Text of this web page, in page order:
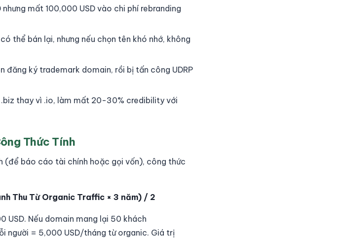
nhưng mất 100,000 USD vào chi phí rebranding
thể bán lại, nhưng nếu chọn tên khó nhớ, không
đăng ký trademark domain, rồi bị tấn công UDRP
thay vì .io, làm mất 20-30% credibility với
Thức Tính
(để báo cáo tài chính hoặc gọi vốn), công thức
Thu Từ Organic Traffic × 3 năm) / 2
Nếu domain mang lại 50 khách
người = 5,000 USD/tháng từ organic. Giá trị